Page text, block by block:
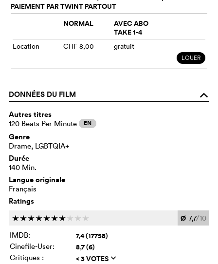
PAIEMENT PAR TWINT PARTOUT
NORMAL
AVEC ABO
TAKE 1-4
Location CHF 8,00 gratuit
LOUER
DONNÉES DU FILM o
Autres titres
120 Beats Per Minute EN
Genre
Drame, LGBTQIA+
Durée
140 Min.
Langue originale
Français
Ratings
ccccccc c c c Ø 7,7/10
IMDB:
7,4 (17758)
Cinefile-User: 8,7 (6)
Critiques : < 3 VOTES q